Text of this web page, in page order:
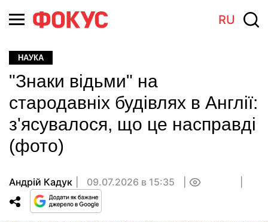
RU
НАУКА
"Знаки відьми" на
стародавніх будівлях в Англії:
з'ясувалося, що це насправді
(фото)
Андрій Кадук 09.07.2026 в 15:35